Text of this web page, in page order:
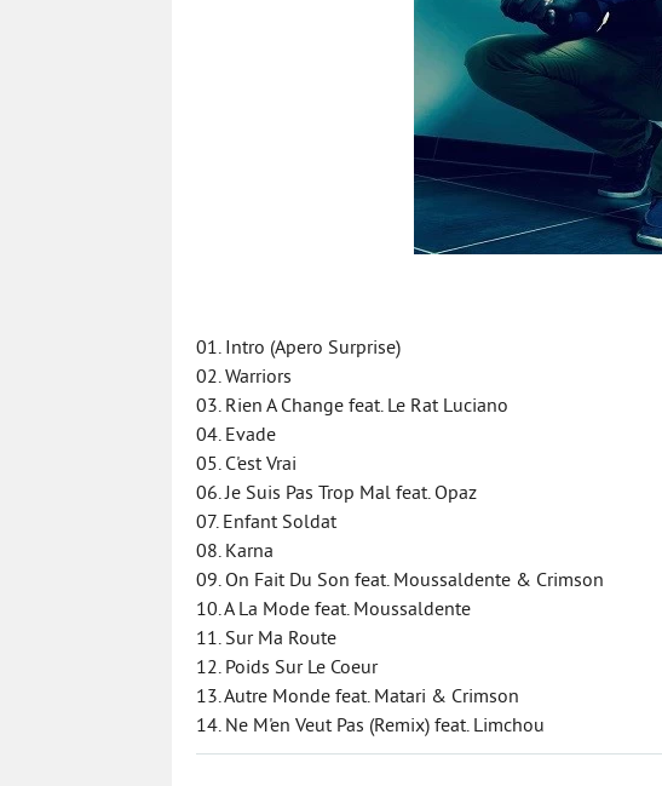
01. Intro (Apero Surprise)
02. Warriors
03. Rien A Change feat. Le Rat Luciano
04. Evade
05. C'est Vrai
06. Je Suis Pas Trop Mal feat. Opaz
07. Enfant Soldat
08. Karna
09. On Fait Du Son feat. Moussaldente & Crimson
10. A La Mode feat. Moussaldente
11. Sur Ma Route
12. Poids Sur Le Coeur
13. Autre Monde feat. Matari & Crimson
14. Ne M'en Veut Pas (Remix) feat. Limchou